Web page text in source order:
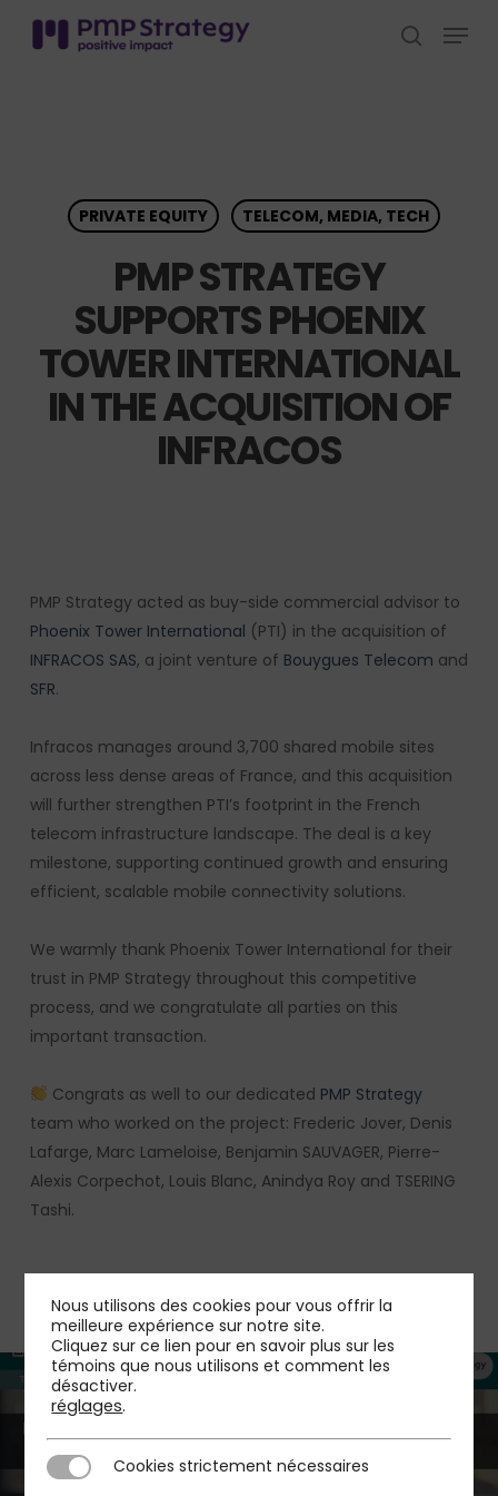
search
Menu
PRIVATE EQUITY TELECOM, MEDIA, TECH
PMP STRATEGY
SUPPORTS PHOENIX
TOWER INTERNATIONAL
IN THE ACQUISITION OF
INFRACOS
PMP Strategy acted as buy-side commercial advisor to
Phoenix Tower International (PTI) in the acquisition of
INFRACOS SAS, a joint venture of Bouygues Telecom and
SFR.
Infracos manages around 3,700 shared mobile sites
across less dense areas of France, and this acquisition
will further strengthen PTI’s footprint in the French
telecom infrastructure landscape. The deal is a key
milestone, supporting continued growth and ensuring
efficient, scalable mobile connectivity solutions.
We warmly thank Phoenix Tower International for their
trust in PMP Strategy throughout this competitive
process, and we congratulate all parties on this
important transaction.
Congrats as well to our dedicated PMP Strategy
team who worked on the project: Frederic Jover, Denis
Lafarge, Marc Lameloise, Benjamin SAUVAGER, Pierre-
Alexis Corpechot, Louis Blanc, Anindya Roy and TSERING
Tashi.
Previous Post
TABLE RONDE « Innovation et Disruption
Nous utilisons des cookies pour vous offrir la
meilleure expérience sur notre site.
Cliquez sur ce lien pour en savoir plus sur les
témoins que nous utilisons et comment les
désactiver.
réglages.
Cookies strictement nécessaires
Cookies strictement nécessaires